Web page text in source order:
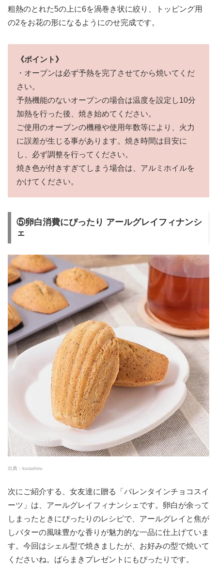
粗熱のとれた5の上に6を渦巻き状に絞り、トッピング用
の2をお花の形になるようにのせ完成です。
《ポイント》
・オーブンは必ず予熱を完了させてから焼いてくだ
さい。
予熱機能のないオーブンの場合は温度を設定し10分
加熱を行った後、焼き始めてください。
ご使用のオーブンの機種や使用年数等により、火力
に誤差が生じる事があります。焼き時間は目安に
し、必ず調整を行ってください。
焼き色が付きすぎてしまう場合は、アルミホイルを
かけてください。
⑤卵白消費にぴったり アールグレイフィナンシ
ェ
出典：kurashiru
次にご紹介する、女友達に贈る「バレンタインチョコスイ
ーツ」は、アールグレイフィナンシェです。卵白が余って
しまったときにぴったりのレシピで、アールグレイと焦が
しバターの風味豊かな香りが魅力的な一品に仕上げていま
す。今回はシェル型で焼きましたが、お好みの型で焼いて
くださいね。ばらまきプレゼントにもぴったりです。